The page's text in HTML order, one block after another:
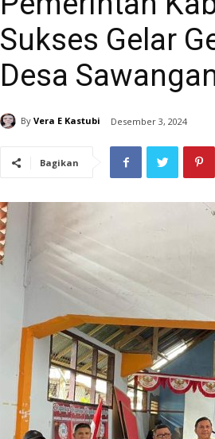
Sukses Gelar
Desa
By Vera E Kastubi Desember 3, 2024
Bagikan